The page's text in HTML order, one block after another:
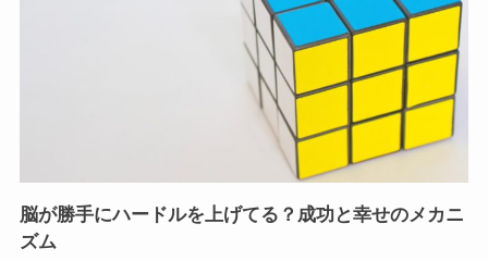
脳が勝手にハードルを上げてる？成功と幸せのメカニ
ズム